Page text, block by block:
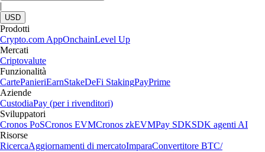
|
USD
Prodotti
Crypto.com AppOnchainLevel Up
Mercati
Criptovalute
Funzionalità
CartePanieriEarnStakeDeFi StakingPayPrime
Aziende
CustodiaPay (per i rivenditori)
Sviluppatori
Cronos PoSCronos EVMCronos zkEVMPay SDKSDK agenti AI
Risorse
RicercaAggiornamenti di mercatoImparaConvertitore BTC/